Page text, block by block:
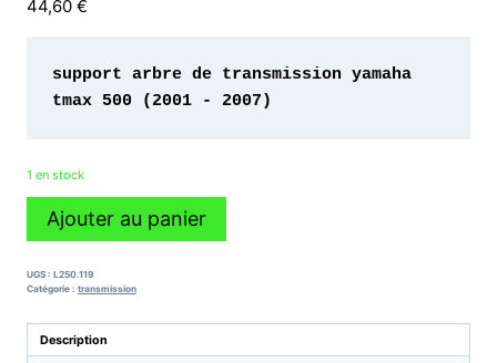
44,60 €
support arbre de transmission yamaha
tmax 500 (2001 - 2007)
1 en stock
quantité
arbre
de
yamaha
tmax
Ajouter au panier
UGS : L250.119
Catégorie : transmission
Description